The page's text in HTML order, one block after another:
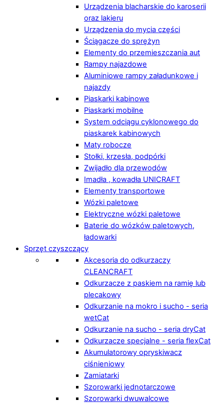
Urządzenia blacharskie do karoserii
oraz lakieru
Urządzenia do mycia części
Ściągacze do sprężyn
Elementy do przemieszczania aut
Rampy najazdowe
Aluminiowe rampy załadunkowe i
najazdy
Piaskarki kabinowe
Piaskarki mobilne
System odciągu cyklonowego do
piaskarek kabinowych
Maty robocze
Stołki, krzesła, podpórki
Zwijadło dla przewodów
Imadła , kowadła UNICRAFT
Elementy transportowe
Wózki paletowe
Elektryczne wózki paletowe
Baterie do wózków paletowych,
ładowarki
Sprzęt czyszczący
Akcesoria do odkurzaczy
CLEANCRAFT
Odkurzacze z paskiem na ramię lub
plecakowy
Odkurzanie na mokro i sucho - seria
wetCat
Odkurzanie na sucho - seria dryCat
Odkurzacze specjalne - seria flexCat
Akumulatorowy opryskiwacz
ciśnieniowy
Zamiatarki
Szorowarki jednotarczowe
Szorowarki dwuwalcowe